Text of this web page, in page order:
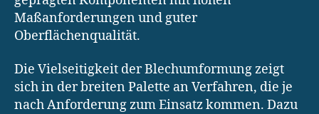
Maßanforderungen und guter
Oberflächenqualität.
Die Vielseitigkeit der Blechumformung zeigt
sich in der breiten Palette an Verfahren, die je
nach Anforderung zum Einsatz kommen. Dazu